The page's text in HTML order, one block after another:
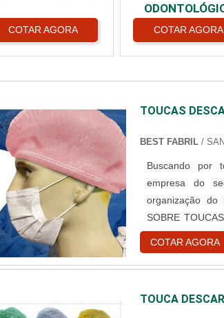
COTAR AGORA COTAR AGORA
TOUCAS
BEST FABRIL /
Buscando por
empresa do
organização do
SOBRE
toucas
encontrar o
hospitalar
COTAR AGORA
TOUCA